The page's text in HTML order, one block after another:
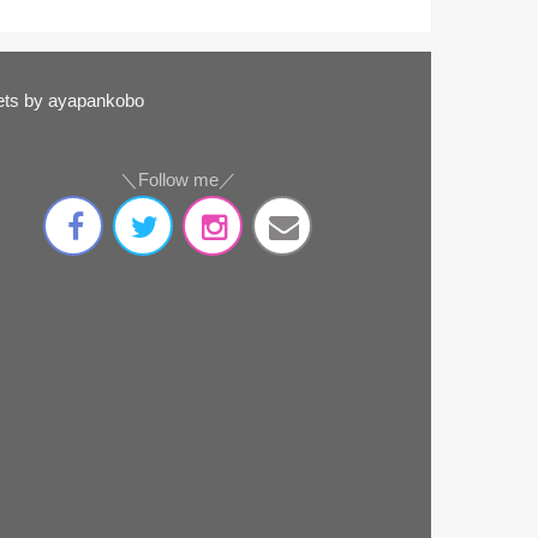
by ayapankobo
＼Follow me／